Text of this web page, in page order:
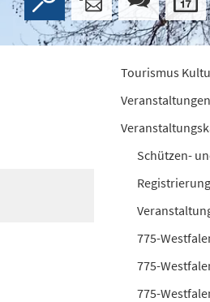
Tourismus
Veranstaltungen
Schützen-
775-
775-
775-